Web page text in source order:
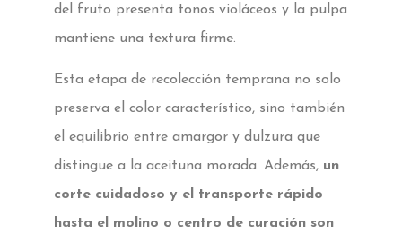
del fruto presenta tonos violáceos y la pulpa
mantiene una textura firme.
Esta etapa de recolección temprana no solo
preserva el color característico, sino también
el equilibrio entre amargor y dulzura que
distingue a la aceituna morada. Además, un
corte cuidadoso y el transporte rápido
hasta el molino o centro de curación son